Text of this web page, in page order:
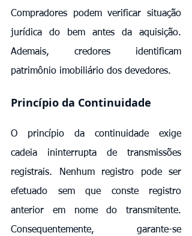
Compradores podem verificar situação
jurídica do bem antes da aquisição.
Ademais, credores identificam
patrimônio imobiliário dos devedores.
Princípio da Continuidade
O princípio da continuidade exige
cadeia ininterrupta de transmissões
registrais. Nenhum registro pode ser
efetuado sem que conste registro
anterior em nome do transmitente.
Consequentemente, garante-se